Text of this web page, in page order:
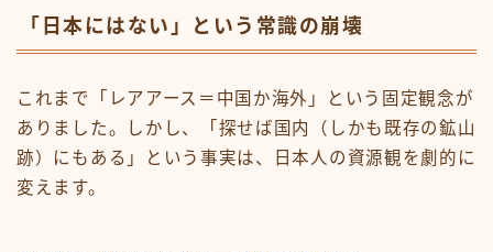
「日本にはない」という常識の崩壊
これまで「レアアース＝中国か海外」という固定観念が
ありました。しかし、「探せば国内（しかも既存の鉱山
跡）にもある」という事実は、日本人の資源観を劇的に
変えます。